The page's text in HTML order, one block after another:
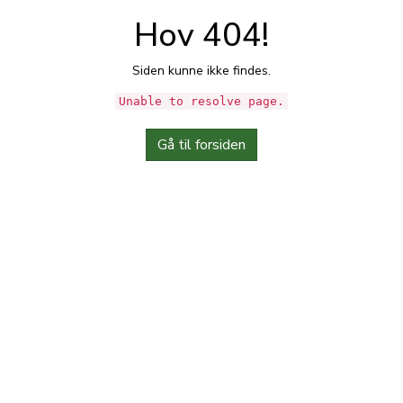
Hov 404!
Siden kunne ikke findes.
Unable to resolve page.
Gå til forsiden